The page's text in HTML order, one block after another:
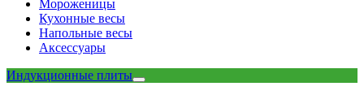
Мороженицы
Кухонные весы
Напольные весы
Аксессуары
Индукционные плиты